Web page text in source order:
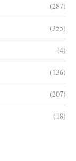
(287)
(355)
(4)
(136)
(207)
(18)